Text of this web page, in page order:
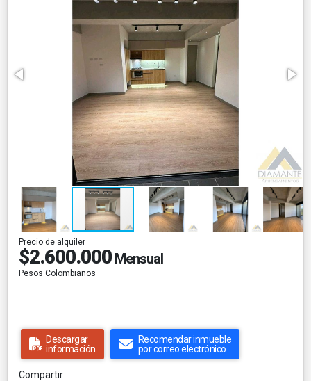
Precio de alquiler
$2.600.000 Mensual
Pesos Colombianos
Descargar
información
Recomendar inmueble
por correo electrónico
Compartir